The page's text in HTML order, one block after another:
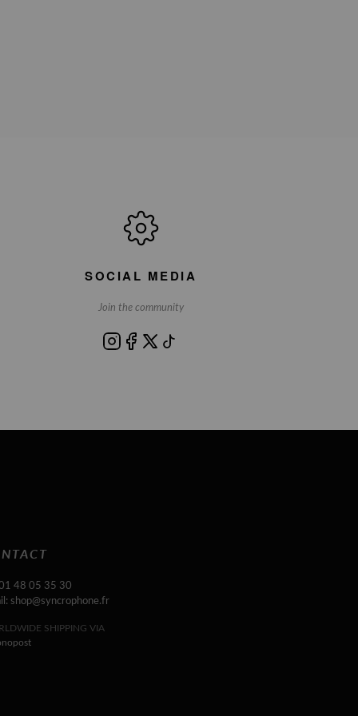
SOCIAL MEDIA
Join the community
48 05 35 30
shop@syncrophone.fr
SHIPPING VIA